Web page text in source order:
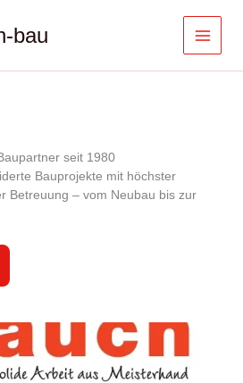
bau
seit 1980
Bauprojekte mit höchster
Betreuung – vom Neubau bis zur